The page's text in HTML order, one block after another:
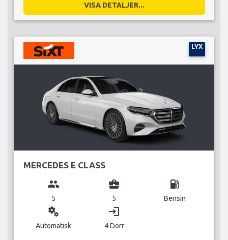
VISA DETALJER...
LYX
MERCEDES E CLASS
group
5
business_center
5
local_gas_station
Bensin
miscellaneous_services
Automatisk
login
4 Dörr